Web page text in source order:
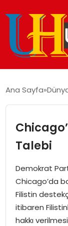
EKONOMI
SIYASET
SPOR
TEKNOLOJI
Ana Sayfa
Talebi
Demokrat
Chicago’da
Filistin
itibaren
hakkı